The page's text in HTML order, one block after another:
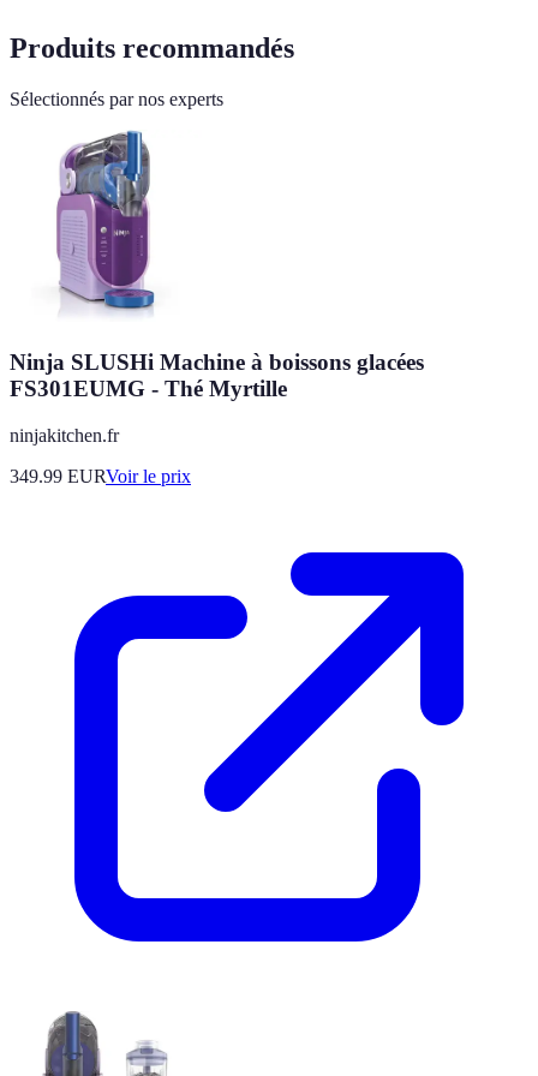
Produits recommandés
Sélectionnés par nos experts
Ninja SLUSHi Machine à boissons glacées
FS301EUMG - Thé Myrtille
ninjakitchen.fr
349.99 EURVoir le prix